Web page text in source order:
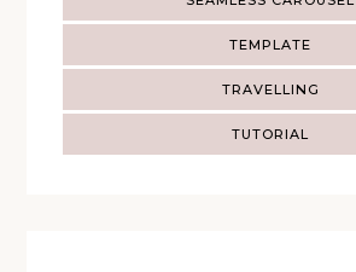
TEMPLATE
TRAVELLING
TUTORIAL